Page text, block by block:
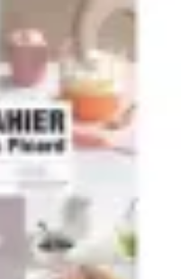
RecettesRecettes de